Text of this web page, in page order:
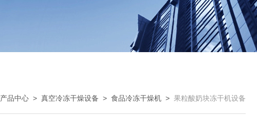
产品中心 > 真空冷冻干燥设备 > 食品冷冻干燥机 > 果粒酸奶块冻干机设备